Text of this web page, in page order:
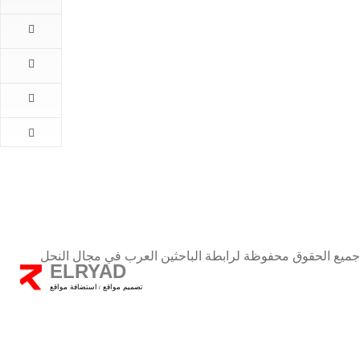
اهم
كتب
طلب
جميع الحقوق محفوظة لرابطة الباحثين العرب في مجال النحل
ELRYAD
تصميم مواقع / استضافة مواقع